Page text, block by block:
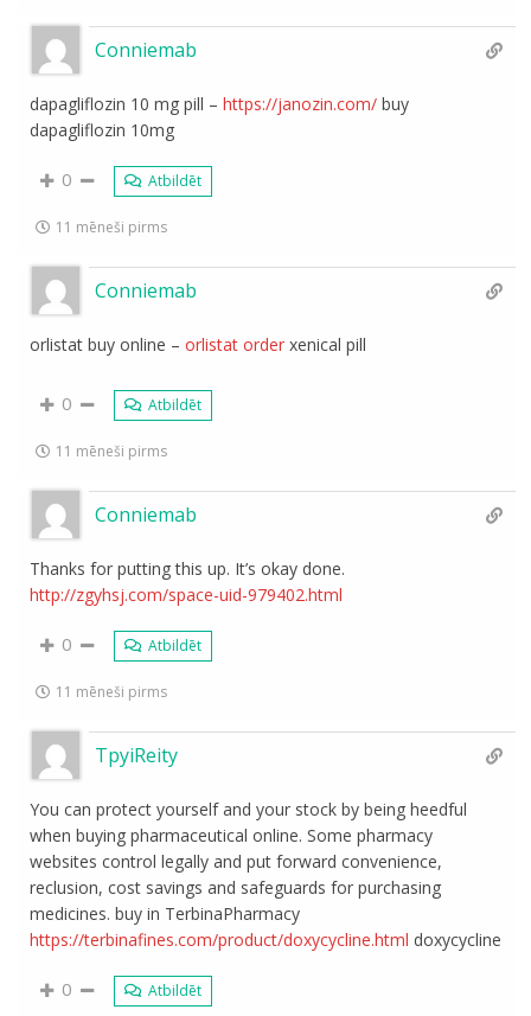
Conniemab
dapagliflozin 10 mg pill –https://janozin.com/ buy
dapagliflozin 10mg
0 Atbildēt
11 mēneši pirms
Conniemab
orlistat buy online –orlistat order xenical pill
0 Atbildēt
11 mēneši pirms
Conniemab
Thanks for putting this up. It’s okay done.
http://zgyhsj.com/space-uid-979402.html
0 Atbildēt
11 mēneši pirms
TpyiReity
You can protect yourself and your stock by being heedful
when buying pharmaceutical online. Some pharmacy
websites control legally and put forward convenience,
reclusion, cost savings and safeguards for purchasing
medicines. buy in TerbinaPharmacy
https://terbinafines.com/product/doxycycline.html doxycycline
0 Atbildēt